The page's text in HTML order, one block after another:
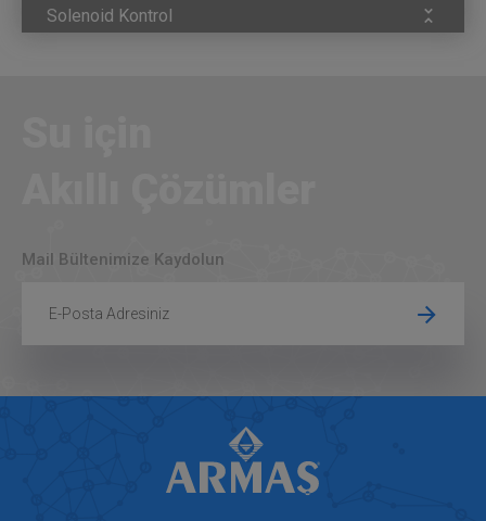
Solenoid Kontrol
Mail Bültenimize Kaydolun